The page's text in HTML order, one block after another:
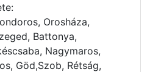
Orosháza,
Battonya,
Nagymaros,
Göd,Szob, Rétság,